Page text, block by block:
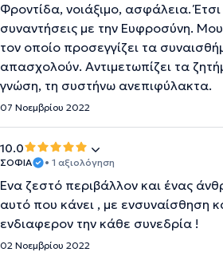
Φροντίδα, νοιάξιμο, ασφάλεια. Έτσι
συναντήσεις με την Ευφροσύνη.
τον οποίο προσεγγίζει τα
απασχολούν. Αντιμετωπίζει τα
γνώση, τη συστήνω ανεπιφύλακτα.
07 Νοεμβρίου 2022
10.0
ΣΟΦΙΑ • 1 αξιολόγηση
Ένα ζεστό περιβάλλον και ένας
αυτό που κάνει , με ενσυναίσθηση
ενδιαφερον την κάθε συνεδρία !
02 Νοεμβρίου 2022